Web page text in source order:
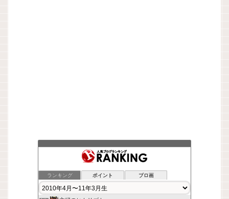
ランキング ポイント ブロ画